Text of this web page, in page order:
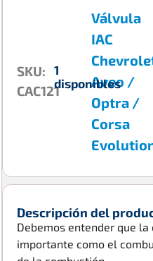
Válvula
IAC
Aveo /
Optra /
Corsa
SKU:
CAC121
1
disponibles
Descripción del
Debemos entender que
importante como el